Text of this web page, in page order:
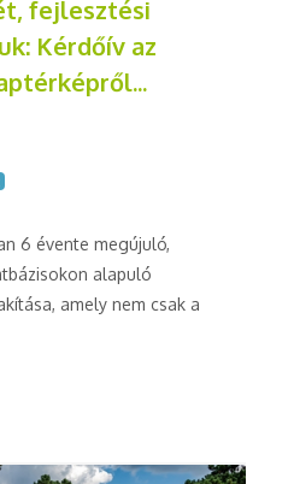
fejlesztési
Kérdőív az
6 évente megújuló,
alapuló
amely nem csak a